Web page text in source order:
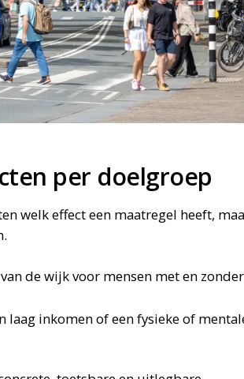
per doelgroep
welk effect een maatregel heeft,
de wijk voor mensen met en zonder
laag inkomen of een fysieke of